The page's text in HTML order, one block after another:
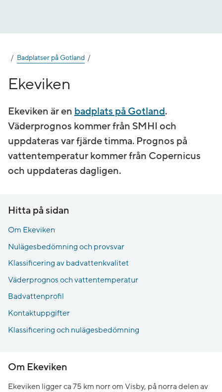
Badplatser på Gotland
Ekeviken
Ekeviken är en badplats på Gotland.
Väderprognos kommer från SMHI och
uppdateras var fjärde timma. Prognos på
vatten­temperatur kommer från Copernicus
och uppdateras dagligen.
Hitta på sidan
Om Ekeviken
Nulägesbedömning och provsvar
Klassificering av badvattenkvalitet
Väderprognos och vattentemperatur
Badvattenprofil
Kontaktuppgifter
Klassificering och nulägesbedömning
Om Ekeviken
Ekeviken ligger ca 75 km norr om Visby, på norra delen av